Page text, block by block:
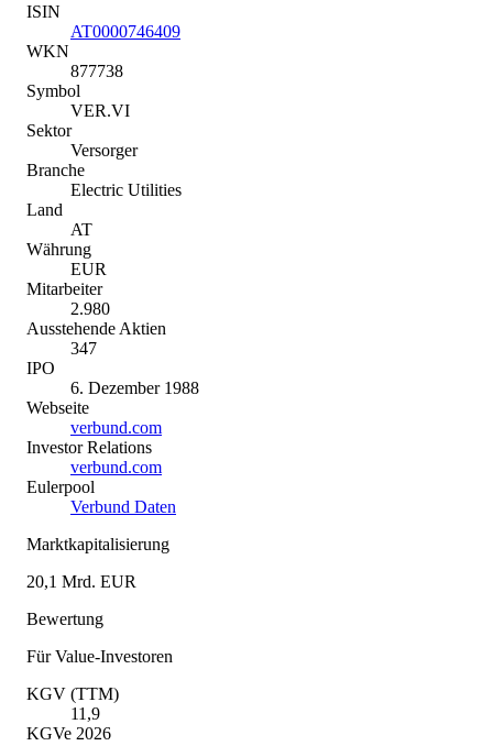
ISIN
AT0000746409
WKN
877738
Symbol
VER.VI
Sektor
Versorger
Branche
Electric Utilities
Land
AT
Währung
EUR
Mitarbeiter
2.980
Ausstehende Aktien
347
IPO
6. Dezember 1988
Webseite
verbund.com
Investor Relations
verbund.com
Eulerpool
Verbund Daten
Marktkapitalisierung
20,1 Mrd. EUR
Bewertung
Für Value-Investoren
KGV (TTM)
11,9
KGVe 2026